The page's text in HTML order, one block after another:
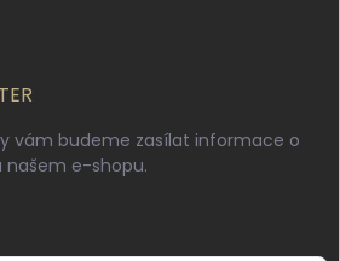
vám budeme zasílat informace o
e-shopu.